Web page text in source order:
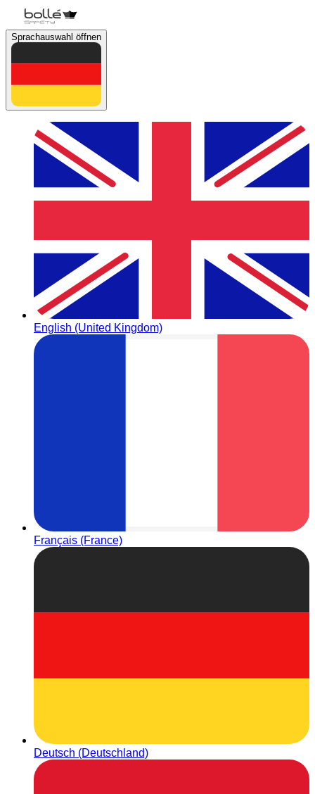
Sprachauswahl öffnen
English (United Kingdom)
Français (France)
Deutsch (Deutschland)